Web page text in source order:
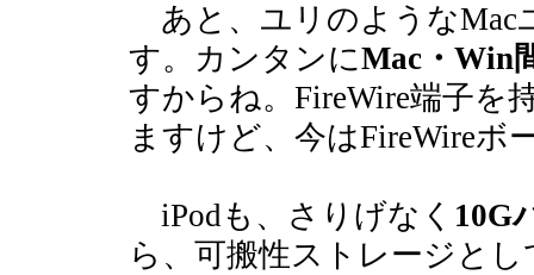
あと、ユリのようなMac
す。カンタンにMac・Win
すからね。FireWire端子を
ますけど、今はFireWireボ
iPodも、さりげなく 10G
ら、可搬性ストレージと